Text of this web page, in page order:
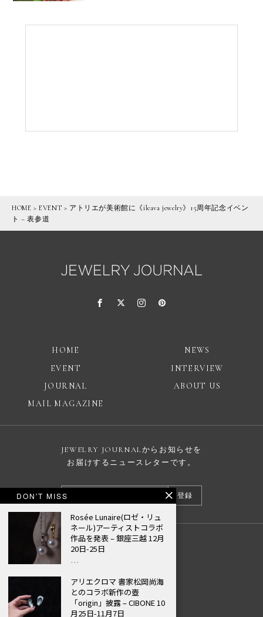
HOME >EVENT > アトリエが美術館に《ileava jewelry》15周年記念イベン
ト – 表参道
HOME
NEWS
EVENT
INTERVIEW
JOURNAL
ABOUT US
MAIL MAGAZINE
JEWELRY JOURNALからお知らせを
お届けするニュースレターです。
登録
広告掲載について
© JEWELRY JOURNAL
DON'T MISS
Rosée Lunaire(ロゼ・リュ
ネール)アーティストコラボ
作品を発表 – 銀座三越 12月
20日-25日
…
アリエクロマ 書家松岡尚海
とのコラボ新作の壺
「origin」披露 – CIBONE 10
月25日-11月7日